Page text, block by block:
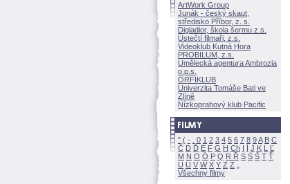
ArtWork Group
Junák - český skaut,
středisko Příbor, z. s.
Digladior, škola šermu z.s.
Ústečtí filmaři, z.s.
Videoklub Kutná Hora
PROBILUM, z.s.
Umělecká agentura Ambrozia
o.p.s.
ORFIKLUB
Univerzita Tomáše Bati ve
Zlíně
Nízkoprahový klub Pacific
" ( - 0 1 2 3 4 5 6 7 8 9A B C
Č D Ď E F G H Ch I Í J K L
Ľ
M N O Ó P Q R Ř S Ś T Ť
U Ú V W X Y Z
Všechny filmy